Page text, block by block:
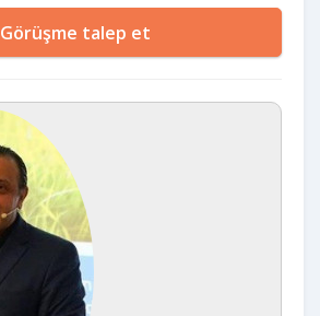
Görüşme talep et